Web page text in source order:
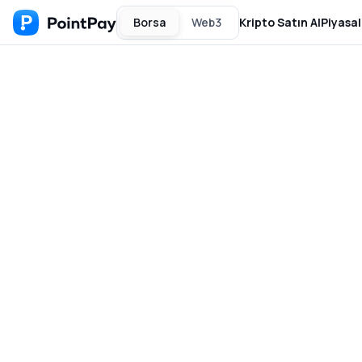
Borsa Web3 Kripto Satın Al